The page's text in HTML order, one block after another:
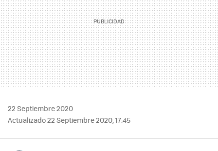
22 Septiembre 2020
Actualizado 22 Septiembre 2020, 17:45